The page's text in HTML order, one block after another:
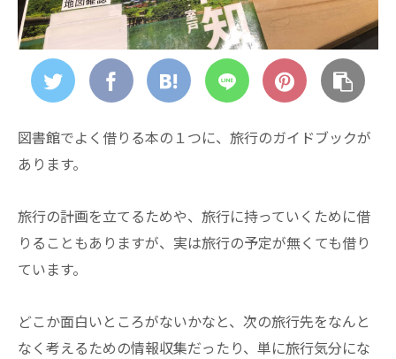
図書館でよく借りる本の１つに、旅行のガイドブックが
あります。
旅行の計画を立てるためや、旅行に持っていくために借
りることもありますが、実は旅行の予定が無くても借り
ています。
どこか面白いところがないかなと、次の旅行先をなんと
なく考えるための情報収集だったり、単に旅行気分にな